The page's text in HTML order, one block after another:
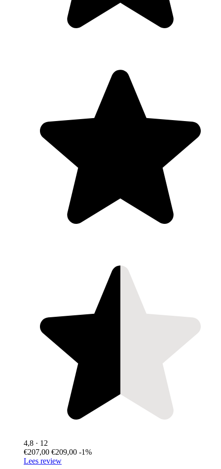
4,8 · 12
€207,00 €209,00 -1%
Lees review